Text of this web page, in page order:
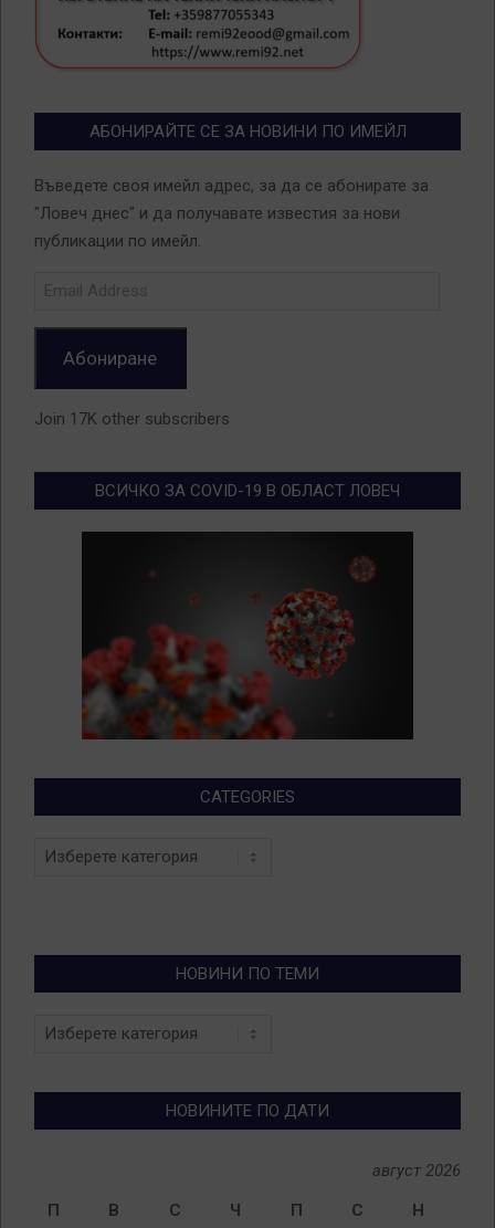
АБОНИРАЙТЕ СЕ ЗА НОВИНИ ПО ИМЕЙЛ
Въведете своя имейл адрес, за да се абонирате за
"Ловеч днес" и да получавате известия за нови
публикации по имейл.
Абониране
Join 17K other subscribers
ВСИЧКО ЗА COVID-19 В ОБЛАСТ ЛОВЕЧ
CATEGORIES
Categories
НОВИНИ ПО ТЕМИ
Новини
НОВИНИТЕ ПО ДАТИ
август 2026
П
В С Ч П С Н